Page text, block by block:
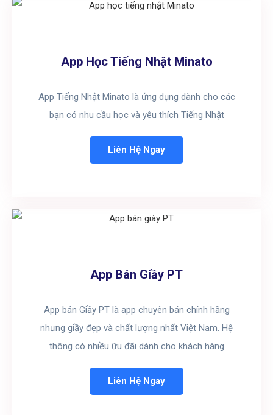
App Học Tiếng Nhật Minato
App Tiếng Nhật Minato là ứng dụng dành cho các
bạn có nhu cầu học và yêu thích Tiếng Nhật
Liên Hệ Ngay
App Bán Giầy PT
App bán Giầy PT là app chuyên bán chính hãng
nhưng giầy đẹp và chất lượng nhất Việt Nam. Hệ
thông có nhiều ữu đãi dành cho khách hàng
Liên Hệ Ngay